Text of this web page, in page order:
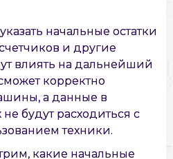
начальные остатки
и другие
влиять на дальнейший
корректно
а данные в
будут расходиться с
техники.
какие начальные